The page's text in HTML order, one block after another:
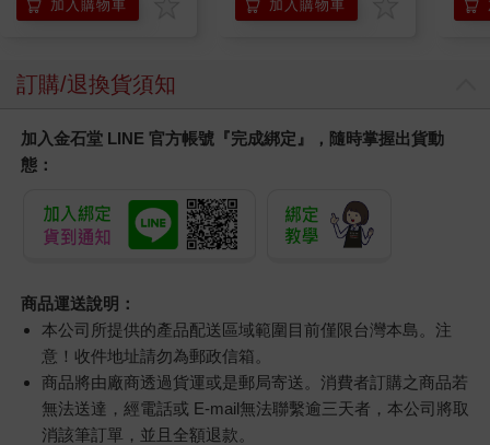
Storybook
加入購物車 加入購物車
訂購/退換貨須知
加入金石堂 LINE 官方帳號『完成綁定』，隨時掌握出貨動
態：
商品運送說明：
本公司所提供的產品配送區域範圍目前僅限台灣本島。注
意！收件地址請勿為郵政信箱。
商品將由廠商透過貨運或是郵局寄送。消費者訂購之商品若
無法送達，經電話或 E-mail無法聯繫逾三天者，本公司將取
消該筆訂單，並且全額退款。